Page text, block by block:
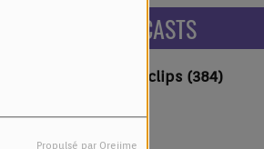
Propulsé par Orejime
NOS PODCASTS
Vidéo-clips (384)